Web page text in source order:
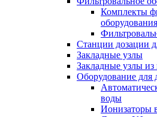
Комплекты
оборудования
Станции дозации
Закладные узлы
Закладные узлы
Оборудование для
воды
Ионизаторы